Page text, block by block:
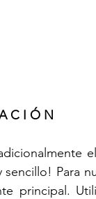
C I Ó N
sencillo! Para
principal.